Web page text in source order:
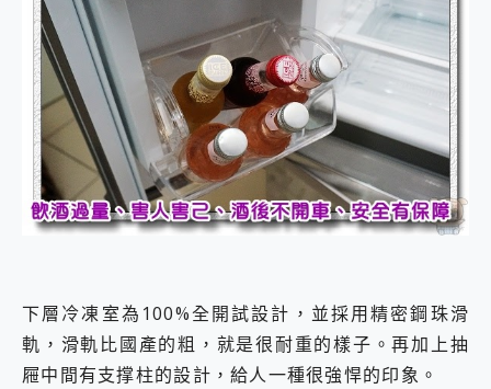
下層冷凍室為100%全開試設計，並採用精密鋼珠滑
軌，滑軌比國產的粗，就是很耐重的樣子。再加上抽
屜中間有支撑柱的設計，給人一種很強悍的印象。